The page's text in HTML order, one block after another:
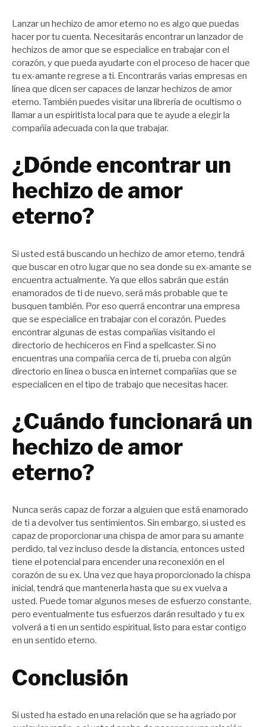
Lanzar un hechizo de amor eterno no es algo que puedas
hacer por tu cuenta. Necesitarás encontrar un lanzador de
hechizos de amor que se especialice en trabajar con el
corazón, y que pueda ayudarte con el proceso de hacer que
tu ex-amante regrese a ti. Encontrarás varias empresas en
línea que dicen ser capaces de lanzar hechizos de amor
eterno. También puedes visitar una librería de ocultismo o
llamar a un espiritista local para que te ayude a elegir la
compañía adecuada con la que trabajar.
¿Dónde encontrar un
hechizo de amor
eterno?
Si usted está buscando un hechizo de amor eterno, tendrá
que buscar en otro lugar que no sea donde su ex-amante se
encuentra actualmente. Ya que ellos sabrán que están
enamorados de ti de nuevo, será más probable que te
busquen también. Por eso querrá encontrar una empresa
que se especialice en trabajar con el corazón. Puedes
encontrar algunas de estas compañías visitando el
directorio de hechiceros en Find a spellcaster. Si no
encuentras una compañía cerca de ti, prueba con algún
directorio en línea o busca en internet compañías que se
especialicen en el tipo de trabajo que necesitas hacer.
¿Cuándo funcionará un
hechizo de amor
eterno?
Nunca serás capaz de forzar a alguien que está enamorado
de ti a devolver tus sentimientos. Sin embargo, si usted es
capaz de proporcionar una chispa de amor para su amante
perdido, tal vez incluso desde la distancia, entonces usted
tiene el potencial para encender una reconexión en el
corazón de su ex. Una vez que haya proporcionado la chispa
inicial, tendrá que mantenerla hasta que su ex vuelva a
usted. Puede tomar algunos meses de esfuerzo constante,
pero eventualmente tus esfuerzos darán resultado y tu ex
volverá a ti en un sentido espiritual, listo para estar contigo
en un sentido eterno.
Conclusión
Si usted ha estado en una relación que se ha agriado por